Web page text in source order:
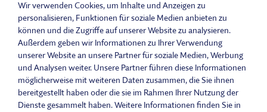
Impressum
Datenschutzerklärung
Barrierefreiheitserklärung
Leichte Sprache
Widerrufsbelehrung
Vertrag widerrufen
AGB
Wir verwenden Cookies, um Inhalte und Anzeigen zu
personalisieren, Funktionen für soziale Medien anbieten zu
können und die Zugriffe auf unserer Website zu analysieren.
Außerdem geben wir Informationen zu Ihrer Verwendung
unserer Website an unsere Partner für soziale Medien, Werbung
und Analysen weiter. Unsere Partner führen diese Informationen
möglicherweise mit weiteren Daten zusammen, die Sie ihnen
bereitgestellt haben oder die sie im Rahmen Ihrer Nutzung der
Dienste gesammelt haben. Weitere Informationen finden Sie in